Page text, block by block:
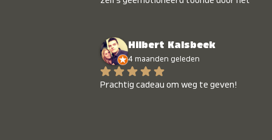
Hilbert Kalsbeek
4 maanden geleden
Prachtig cadeau om weg te geven!